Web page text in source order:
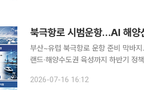
북극항로 시범운항…AI 해양
부산~유럽 북극항로 운항 준비 막바
랜드·해양수도권 육성까지 하반기 정책 집중 해양수산부가 올 하반기 북극항로 시
수산식품 경쟁력 강화, 섬·연안 기본
2026-07-16 16:12